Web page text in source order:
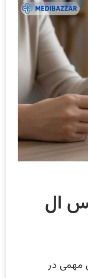
ال
ایکس ال 100 نقش مهمی در